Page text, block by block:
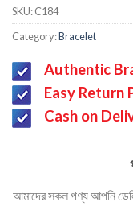
SKU:C184
Category:Bracelet
Authentic
Easy Return
Cash on
আমাদের সকল পণ্য আপনি